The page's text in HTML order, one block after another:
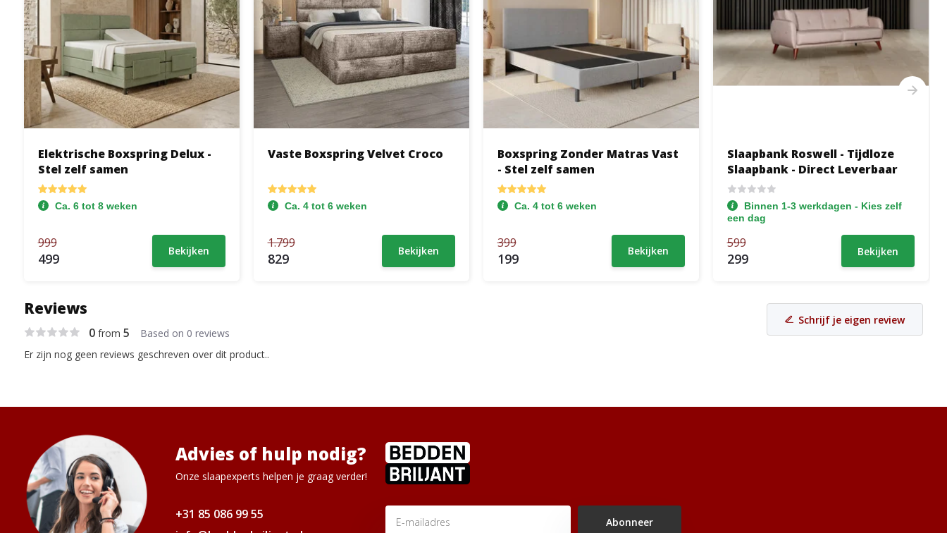
Elektrische Boxspring Delux -
Stel zelf samen
Ca. 6 tot 8 weken
999
499 Bekijken
Vaste Boxspring Velvet Croco
Ca. 4 tot 6 weken
1.799
829 Bekijken
Boxspring Zonder Matras Vast
- Stel zelf samen
Ca. 4 tot 6 weken
399
199 Bekijken
Slaapbank Roswell - Tijdloze
Slaapbank - Direct Leverbaar
Binnen 1-3 werkdagen - Kies zelf
een dag
599
299 Bekijken
Reviews
0from 5 Based on 0 reviews
Schrijf je eigen review
Er zijn nog geen reviews geschreven over dit product..
Advies of hulp nodig?
Onze slaapexperts helpen je graag verder!
+31 85 086 99 55
Abonneer